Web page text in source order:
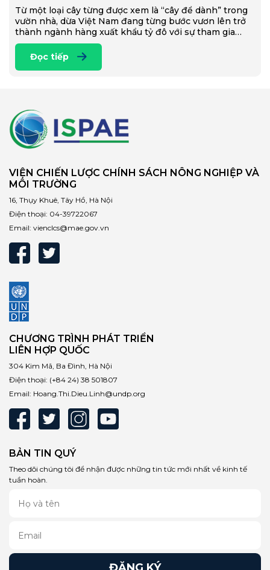
Từ một loại cây từng được xem là “cây để dành” trong
vườn nhà, dừa Việt Nam đang từng bước vươn lên trở
thành ngành hàng xuất khẩu tỷ đô với sự tham gia…
Đọc tiếp
VIỆN CHIẾN LƯỢC CHÍNH SÁCH NÔNG NGHIỆP VÀ
MÔI TRƯỜNG
16, Thụy Khuê, Tây Hồ, Hà Nội
Điện thoại: 04-39722067
Email: vienclcs@mae.gov.vn
CHƯƠNG TRÌNH PHÁT TRIỂN
LIÊN HỢP QUỐC
304 Kim Mã, Ba Đình, Hà Nội
Điện thoại: (+84 24) 38 501807
Email: Hoang.Thi.Dieu.Linh@undp.org
BẢN TIN QUÝ
Theo dõi chúng tôi để nhận được những tin tức mới nhất về kinh tế
tuần hoàn.